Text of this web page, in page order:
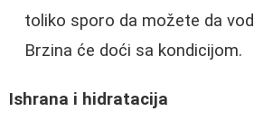
toliko sporo da možete da
Brzina će doći sa kondicijom.
Ishrana i hidratacija